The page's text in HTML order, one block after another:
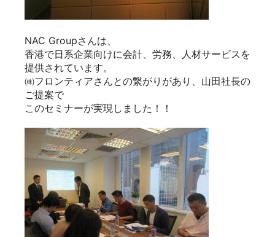
前半はNAC Global Co., Ltd.香港事務所長の村田氏
より、
外国企業の進出状況・会計税務などについて
お話いただきました。